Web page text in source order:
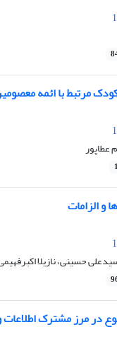
مرتبط با ائمه
عطاپور
و الزامات
حسینی، نازیلا
در مرز مشترک